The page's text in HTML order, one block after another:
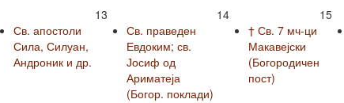
Св. апостоли
Сила, Силуан,
Андроник и др.
13
Св. праведен
Евдоким; св.
Јосиф од
Ариматеја
(Богор. поклади)
14
† Св. 7 мч-ци
Макавејски
(Богородичен
пост)
15